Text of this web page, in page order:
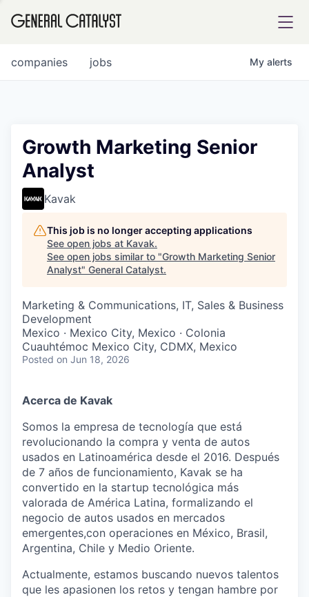
FUND
INSTITUTE
COMPANY
Content
jobs
companies My alerts
Growth Marketing Senior
Analyst
Kavak
This job is no longer accepting applications
See open jobs at Kavak.
See open jobs similar to "Growth Marketing Senior
Analyst" General Catalyst.
Marketing & Communications, IT, Sales & Business
Development
Mexico · Mexico City, Mexico · Colonia
Cuauhtémoc Mexico City, CDMX, Mexico
Posted on Jun 18, 2026
Acerca de Kavak
Somos la empresa de tecnología que está
revolucionando la compra y venta de autos
usados en Latinoamérica desde el 2016. Después
de 7 años de funcionamiento, Kavak se ha
convertido en la startup tecnológica más
valorada de América Latina, formalizando el
negocio de autos usados en mercados
emergentes,con operaciones en México, Brasil,
Argentina, Chile y Medio Oriente.
Actualmente, estamos buscando nuevos talentos
que les apasionen los retos y tengan hambre por